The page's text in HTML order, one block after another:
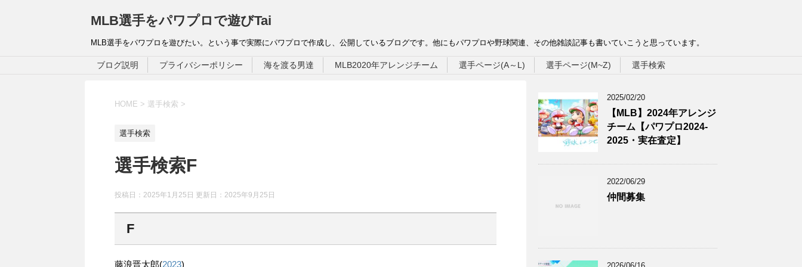
MLB選手をパワプロで遊びTai
MLB選手をパワプロを遊びたい。という事で実際にパワプロで作成し、公開しているブログです。他にもパワプロや野球関連、その他雑談記事も書いていこうと思っています。
ブログ説明 プライバシーポリシー 海を渡る男達 MLB2020年アレンジチーム 選手ページ(A～L) 選手ページ(M~Z) 選手検索
HOME > 選手検索 >
選手検索
選手検索F
投稿日：2025年1月25日 更新日： 2025年9月25日
F
藤浪晋太郎(2023)
2025/02/20
【MLB】2024年アレンジ
チーム【パワプロ2024-
2025・実在査定】
2022/06/29
仲間募集